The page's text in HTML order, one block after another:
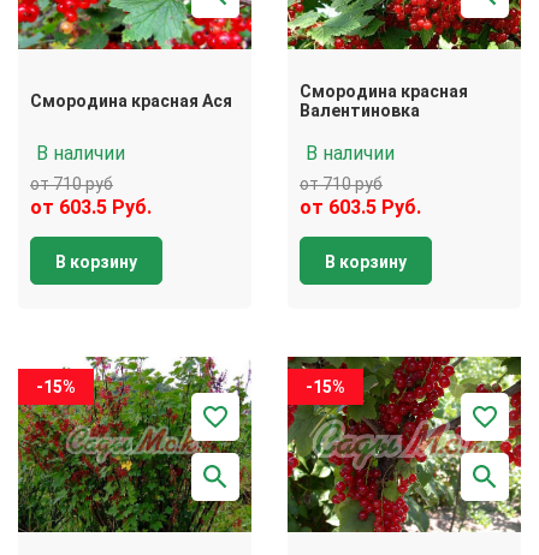
Смородина красная Ася
В наличии
от 710 руб
от 603.5 Руб.
В корзину
Смородина красная
Валентиновка
В наличии
от 710 руб
от 603.5 Руб.
В корзину
-15% -15%